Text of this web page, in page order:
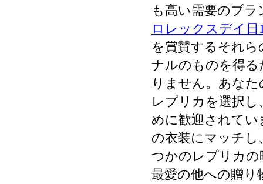
も高い需要のブ
ロレックスデイ日
を賞賛するそれ
ナルのものを得
りません。あな
レプリカを選択
めに歓迎されて
の衣装にマッチし
つかのレプリカの
最愛の他への贈り